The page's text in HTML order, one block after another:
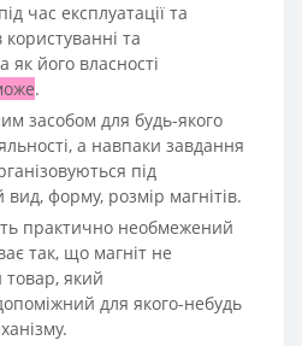
час експлуатації та
та
як його власності
.
засобом для будь-якого
а навпаки завдання
під
форму, розмір магнітів.
практично необмежений
так, що магніт не
товар, який
для якого-небудь